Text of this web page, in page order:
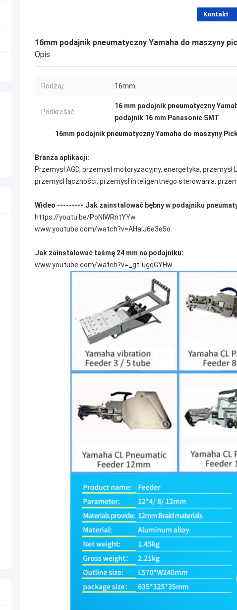
Kontakt
16mm podajnik pneumatyczny Yamaha do maszyny
Opis
Rodzaj: 16mm
Podkreślić:
16 mm podajnik pneumatyczny
podajnik 16 mm Panasonic SMT
16mm podajnik pneumatyczny Yamaha do maszyny
Branża aplikacji:
Przemysł AGD, przemysł motoryzacyjny, energetyka,
przemysł łączności, przemysł inteligentnego sterowania,
Wideo --------- Jak zainstalować bębny w podajniku
https://youtu.be/PoNIWRntYYw
www.youtube.com/watch?v=AHalJ6e3e5o
Jak zainstalować taśmę 24 mm na podajniku:
www.youtube.com/watch?v=_gt-ugqGYHw